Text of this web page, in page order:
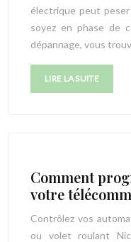
électrique peut
soyez en phase de
dépannage, vous
LIRE LA SUITE
Comment
votre
Contrôlez vos
ou volet roulant